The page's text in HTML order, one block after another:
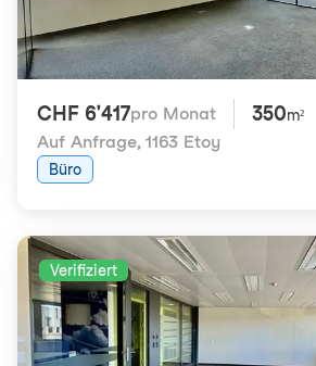
CHF 6'417pro Monat 350m²
Auf Anfrage, 1163 Etoy
Büro
Verifiziert